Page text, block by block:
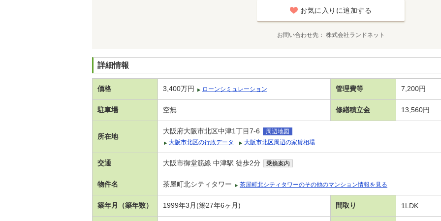
お気に入りに追加する
お問い合わせ先 株式会社ランドネット
詳細情報
価格 3,400万円 ローンシミュレーション 管理費等 7,200円
駐車場 空無 修繕積立金 13,560円
所在地
大阪府大阪市北区中津1丁目7-6
周辺地図
大阪市北区の行政データ
大阪市北区周辺の家賃相場
交通 大阪市御堂筋線 中津駅 徒歩2分 乗換案内
物件名 茶屋町北シティタワー 茶屋町北シティタワーのその他のマンション情報を見る
築年月（築年数） 1999年3月(築27年6ヶ月) 間取り 1LDK